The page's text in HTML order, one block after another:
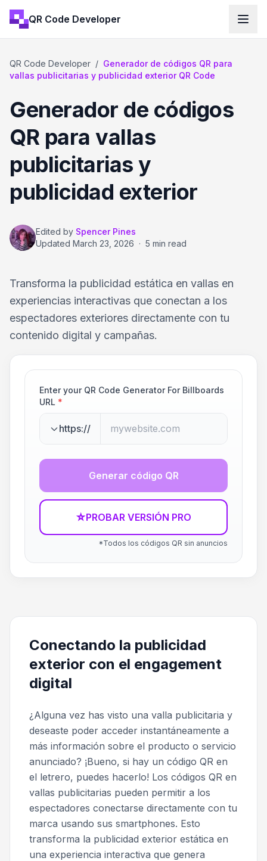
QR Code Developer
QR Code Developer / Generador de códigos QR para
vallas publicitarias y publicidad exterior QR Code
Generador de códigos
QR para vallas
publicitarias y
publicidad exterior
Edited by Spencer Pines
Updated March 23, 2026 · 5 min read
Transforma la publicidad estática en vallas en
experiencias interactivas que conectan a los
espectadores exteriores directamente con tu
contenido digital y campañas.
Enter your QR Code Generator For Billboards
URL *
https://
Generar código QR
☆PROBAR VERSIÓN PRO
*Todos los códigos QR sin anuncios
Conectando la publicidad
exterior con el engagement
digital
¿Alguna vez has visto una valla publicitaria y
deseaste poder acceder instantáneamente a
más información sobre el producto o servicio
anunciado? ¡Bueno, si hay un código QR en
el letrero, puedes hacerlo! Los códigos QR en
vallas publicitarias pueden permitir a los
espectadores conectarse directamente con tu
marca usando sus smartphones. Esto
transforma la publicidad exterior estática en
una experiencia interactiva que genera